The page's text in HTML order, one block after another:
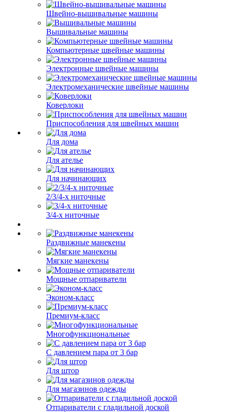
Швейно-вышивальные машины
Вышивальные машины
Компьютерные швейные машины
Электронные швейные машины
Электромеханические швейные машины
Коверлоки
Приспособления для швейных машин
Для дома
Для ателье
Для начинающих
2/3/4-х ниточные
3/4-х ниточные
Раздвижные манекены
Мягкие манекены
Мощные отпариватели
Эконом-класс
Премиум-класс
Многофункциональные
С давлением пара от 3 бар
Для штор
Для магазинов одежды
Отпариватели с гладильной доской